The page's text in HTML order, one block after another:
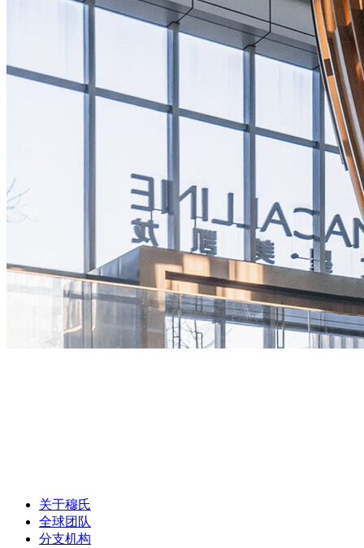
关于穆氏
全球团队
分支机构